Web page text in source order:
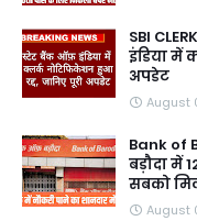
SBI
इंडिया में
अपडेट
August
Bank of
बड़ौदा में
सबको
August